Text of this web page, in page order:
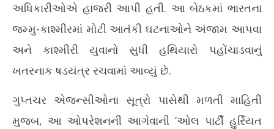
અધિકારીઓએ હાજરી આપી હતી. આ બેઠકમાં ભારતના
જમ્મુ-કાશ્મીરમાં મોટી આતંકી ઘટનાઓને અંજામ આપવા
અને કાશ્મીરી યુવાનો સુધી હથિયારો પહોંચાડવાનું
ખતરનાક ષડયંત્ર રચવામાં આવ્યું છે.
ગુપ્તચર એજન્સીઓના સૂત્રો પાસેથી મળતી માહિતી
મુજબ, આ ઓપરેશનની આગેવાની ‘ઓલ પાર્ટી હુર્રિયત